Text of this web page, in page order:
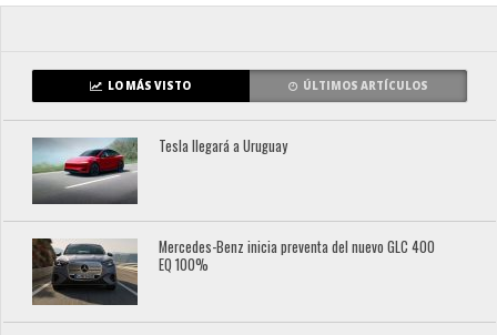
LO MÁS VISTO ÚLTIMOS ARTÍCULOS
Tesla llegará a Uruguay
Mercedes-Benz inicia preventa del nuevo GLC 400
EQ 100%